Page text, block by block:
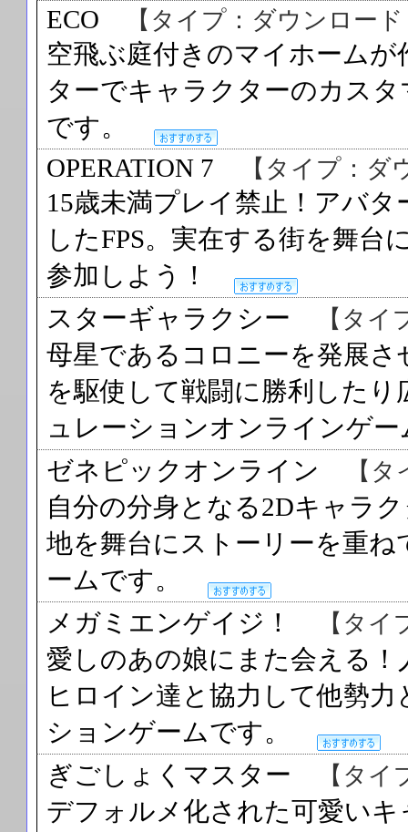
ECO 【タイプ：ダウンロー
空飛ぶ庭付きのマイホーム
ターでキャラクターのカス
です。
OPERATION 7
【タイプ：
15歳未満プレイ禁止！アバ
したFPS。実在する街を舞台
参加しよう！
スターギャラクシー
【タ
母星であるコロニーを発展
を駆使して戦闘に勝利した
ュレーションオンラインゲ
ゼネピックオンライン
【
自分の分身となる2Dキャラ
地を舞台にストーリーを重
ームです。
メガミエンゲイジ！
【タ
愛しのあの娘にまた会える
ヒロイン達と協力して他勢
ションゲームです。
ぎごしょくマスター
【タ
デフォルメ化された可愛い